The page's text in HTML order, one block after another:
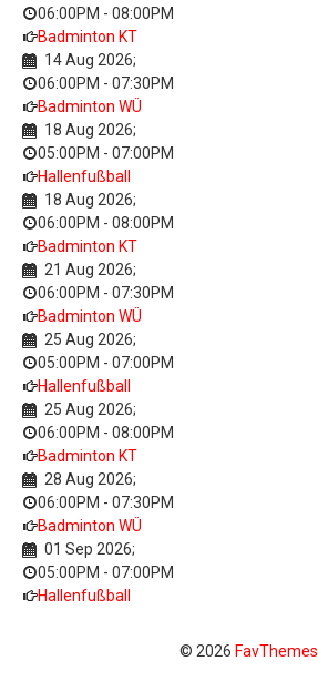
06:00PM - 08:00PM
Badminton KT
14 Aug 2026;
06:00PM - 07:30PM
Badminton WÜ
18 Aug 2026;
05:00PM - 07:00PM
Hallenfußball
18 Aug 2026;
06:00PM - 08:00PM
Badminton KT
21 Aug 2026;
06:00PM - 07:30PM
Badminton WÜ
25 Aug 2026;
05:00PM - 07:00PM
Hallenfußball
25 Aug 2026;
06:00PM - 08:00PM
Badminton KT
28 Aug 2026;
06:00PM - 07:30PM
Badminton WÜ
01 Sep 2026;
05:00PM - 07:00PM
Hallenfußball
© 2026 FavThemes